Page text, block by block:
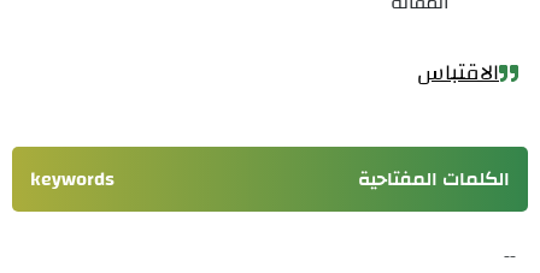
الاقتباس
الكلمات المفتاحية keywords
--